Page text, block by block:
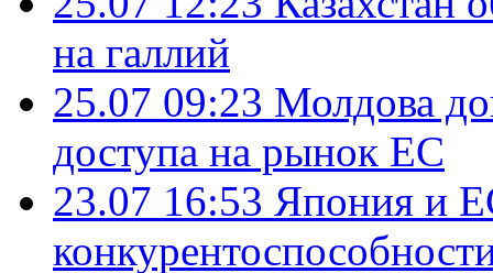
на галлий
25.07 09:23 Молдова
доступа на рынок ЕС
23.07 16:53 Япония и